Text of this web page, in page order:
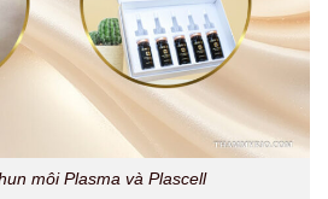
môi Plasma và Plascell